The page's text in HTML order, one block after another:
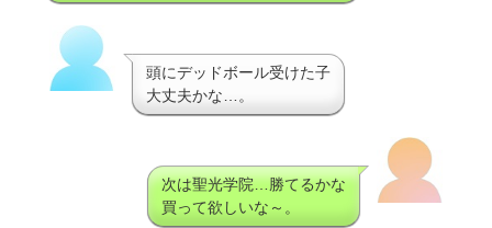
頭にデッドボール受けた子
大丈夫かな…。
次は聖光学院…勝てるかな
買って欲しいな～。